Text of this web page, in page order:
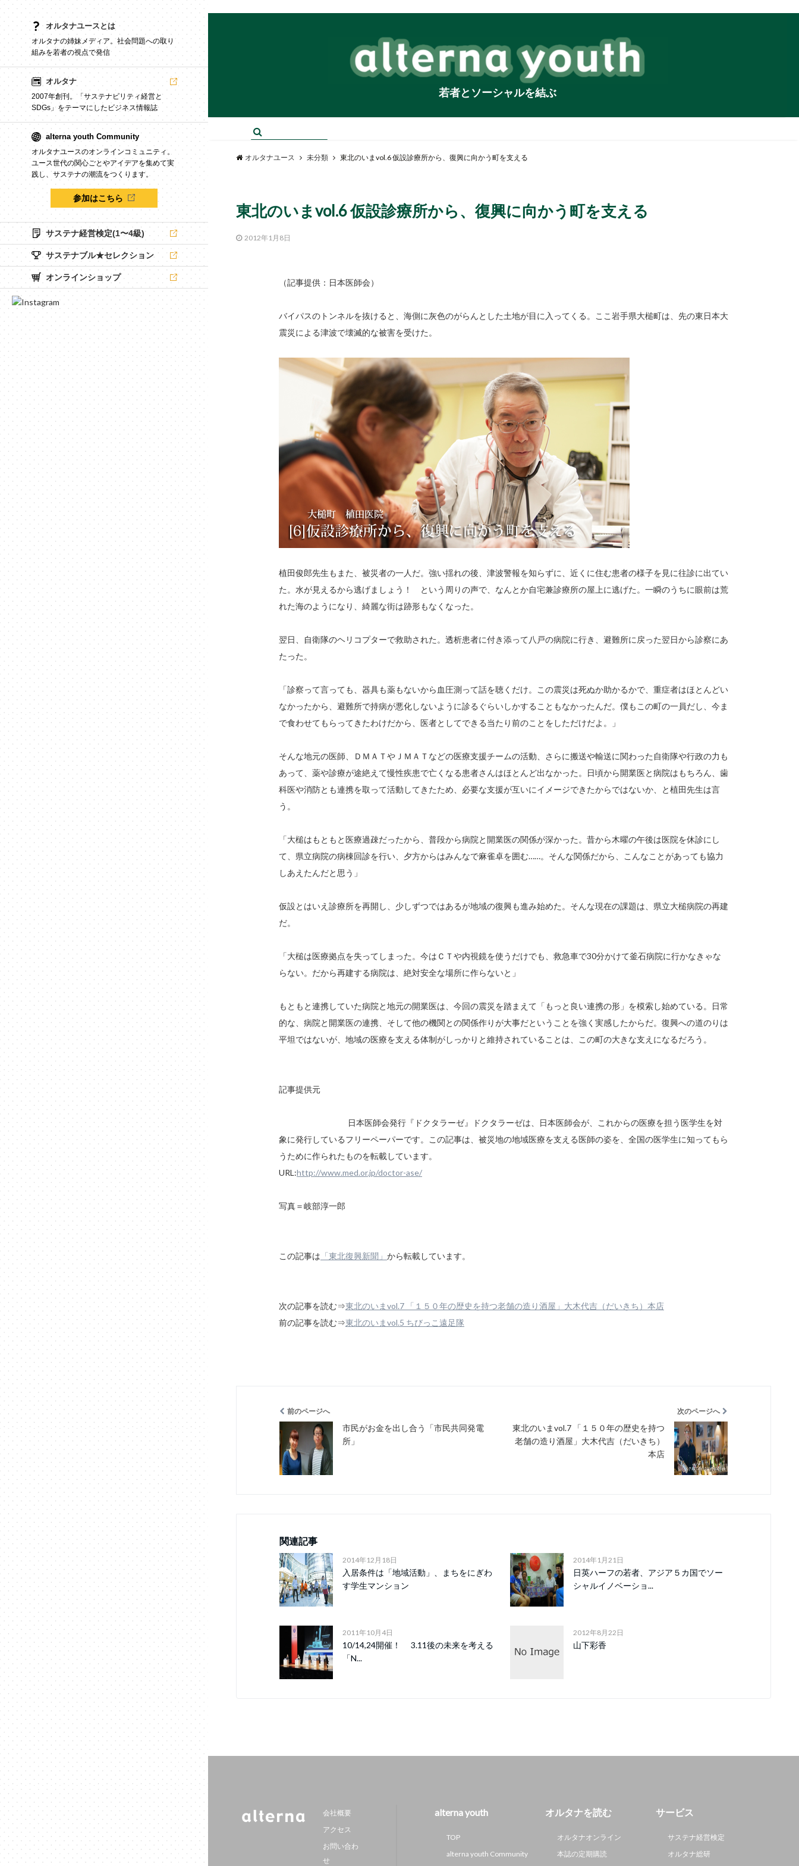
オルタナユースとは
オルタナの姉妹メディア。社会問題への取り
組みを若者の視点で発信
オルタナ
2007年創刊。「サステナビリティ経営と
SDGs」をテーマにしたビジネス情報誌
alterna youth Community
オルタナユースのオンラインコミュニティ。
ユース世代の関心ごとやアイデアを集めて実
践し、サステナの潮流をつくります。
参加はこちら
サステナ経営検定(1〜4級)
サステナブル★セレクション
オンラインショップ
若者とソーシャルを結ぶ
オルタナユース 未分類 東北のいまvol.6 仮設診療所から、復興に向かう町を支える
東北のいまvol.6 仮設診療所から、復興に向かう町を支える
2012年1月8日
（記事提供：日本医師会）
バイパスのトンネルを抜けると、海側に灰色のがらんとした土地が目に入ってくる。ここ岩手県大槌町は、先の東日本大
震災による津波で壊滅的な被害を受けた。
植田俊郎先生もまた、被災者の一人だ。強い揺れの後、津波警報を知らずに、近くに住む患者の様子を見に往診に出てい
た。水が見えるから逃げましょう！ という周りの声で、なんとか自宅兼診療所の屋上に逃げた。一瞬のうちに眼前は荒
れた海のようになり、綺麗な街は跡形もなくなった。
翌日、自衛隊のヘリコプターで救助された。透析患者に付き添って八戸の病院に行き、避難所に戻った翌日から診察にあ
たった。
「診察って言っても、器具も薬もないから血圧測って話を聴くだけ。この震災は死ぬか助かるかで、重症者はほとんどい
なかったから、避難所で持病が悪化しないように診るぐらいしかすることもなかったんだ。僕もこの町の一員だし、今ま
で食わせてもらってきたわけだから、医者としてできる当たり前のことをしただけだよ。」
そんな地元の医師、ＤＭＡＴやＪＭＡＴなどの医療支援チームの活動、さらに搬送や輸送に関わった自衛隊や行政の力も
あって、薬や診療が途絶えて慢性疾患で亡くなる患者さんはほとんど出なかった。日頃から開業医と病院はもちろん、歯
科医や消防とも連携を取って活動してきたため、必要な支援が互いにイメージできたからではないか、と植田先生は言
う。
「大槌はもともと医療過疎だったから、普段から病院と開業医の関係が深かった。昔から木曜の午後は医院を休診にし
て、県立病院の病棟回診を行い、夕方からはみんなで麻雀卓を囲む……。そんな関係だから、こんなことがあっても協力
しあえたんだと思う」
仮設とはいえ診療所を再開し、少しずつではあるが地域の復興も進み始めた。そんな現在の課題は、県立大槌病院の再建
だ。
「大槌は医療拠点を失ってしまった。今はＣＴや内視鏡を使うだけでも、救急車で30分かけて釜石病院に行かなきゃな
らない。だから再建する病院は、絶対安全な場所に作らないと」
もともと連携していた病院と地元の開業医は、今回の震災を踏まえて「もっと良い連携の形」を模索し始めている。日常
的な、病院と開業医の連携、そして他の機関との関係作りが大事だということを強く実感したからだ。復興への道のりは
平坦ではないが、地域の医療を支える体制がしっかりと維持されていることは、この町の大きな支えになるだろう。
記事提供元
日本医師会発行『ドクタラーゼ』ドクタラーゼは、日本医師会が、これからの医療を担う医学生を対
象に発行しているフリーペーパーです。この記事は、被災地の地域医療を支える医師の姿を、全国の医学生に知ってもら
うために作られたものを転載しています。
URL:http://www.med.or.jp/doctor-ase/
写真＝岐部淳一郎
この記事は 「東北復興新聞」 から転載しています。
次の記事を読む⇒東北のいまvol.7 「１５０年の歴史を持つ老舗の造り酒屋」大木代吉（だいきち）本店
前の記事を読む⇒東北のいまvol.5 ちびっこ遠足隊
前のページへ
市民がお金を出し合う「市民共同発電
所」
次のページへ
東北のいまvol.7 「１５０年の歴史を持つ
老舗の造り酒屋」大木代吉（だいきち）
本店
関連記事
2014年12月18日
入居条件は「地域活動」、まちをにぎわ
す学生マンション
2014年1月21日
日英ハーフの若者、アジア５カ国でソー
シャルイノベーショ...
2011年10月4日
10/14,24開催！ 3.11後の未来を考える
「N...
2012年8月22日
山下彩香
会社概要
アクセス
お問い合わ
せ
alterna youth
TOP
alterna youth Community
オルタナを読む
オルタナオンライン
本誌の定期購読
サービス
サステナ経営検定
オルタナ総研